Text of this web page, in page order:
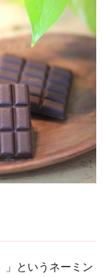
」というネーミン